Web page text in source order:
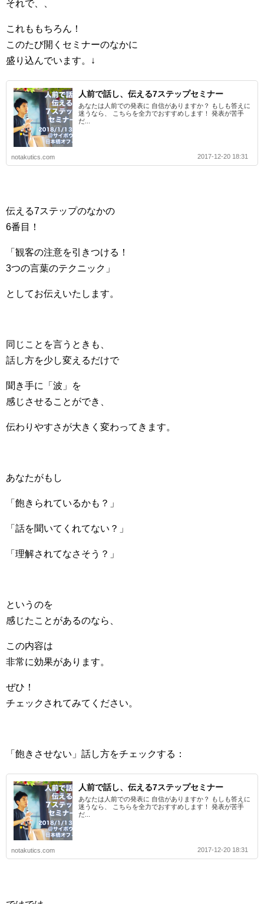
それで、、
これももちろん！
このたび開くセミナーのなかに
盛り込んでいます。↓
人前で話し、伝える7ステップセミナー
あなたは人前での発表に 自信がありますか？ もしも答えに
迷うなら、 こちらを全力でおすすめします！ 発表が苦手
だ...
notakutics.com 2017-12-20 18:31
伝える7ステップのなかの
6番目！
「観客の注意を引きつける！
3つの言葉のテクニック」
としてお伝えいたします。
同じことを言うときも、
話し方を少し変えるだけで
聞き手に「波」を
感じさせることができ、
伝わりやすさが大きく変わってきます。
あなたがもし
「飽きられているかも？」
「話を聞いてくれてない？」
「理解されてなさそう？」
というのを
感じたことがあるのなら、
この内容は
非常に効果があります。
ぜひ！
チェックされてみてください。
「飽きさせない」話し方をチェックする：
人前で話し、伝える7ステップセミナー
あなたは人前での発表に 自信がありますか？ もしも答えに
迷うなら、 こちらを全力でおすすめします！ 発表が苦手
だ...
notakutics.com 2017-12-20 18:31